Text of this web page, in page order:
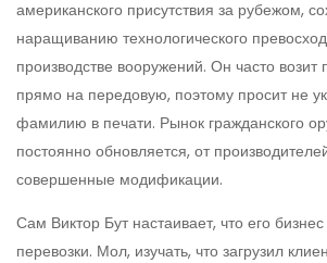
американского присутствия за рубежом,
наращиванию технологического
производстве вооружений. Он часто
прямо на передовую, поэтому просит не
фамилию в печати. Рынок гражданского
постоянно обновляется, от
совершенные модификации.
Сам Виктор Бут настаивает, что его
перевозки. Мол, изучать, что загрузил